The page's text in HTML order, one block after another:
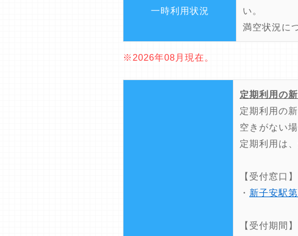
一時利用状況
い。
満空状況に
※2026年08月現在。
定期利用の
定期利用の
空きがない
定期利用は
【受付窓口】
・ 新子安駅
【受付期間】